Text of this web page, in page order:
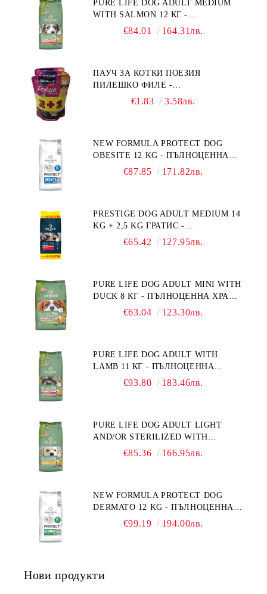
PURE LIFE DOG ADULT MEDIUM
WITH SALMON 12 КГ -
ПЪЛНОЦЕННА ХРАНА ЗА
БЕЗ ЗЪРНО, БЕЗ ГЛУТЕН.
ПРОИЗВЕДЕНА ВЪВ ФРАНЦИЯ.
€84.01 164.31лв.
ПАУЧ ЗА КОТКИ ПОЕЗИЯ
ПИЛЕШКО ФИЛЕ -
ПРОМОКОМПЛЕКТ 3 БР.
€1.83 3.58лв.
NEW FORMULA PROTECT DOG
OBESITE 12 KG - ПЪЛНОЦЕННА
ДИЕТИЧНА ХРАНА ЗА КУЧЕТА
"РЕГУЛИРАНЕ НА ВНОСА НА
ГЛЮКОЗА (DIABETES MELLITUS)."
€87.85 171.82лв.
PRESTIGE DOG ADULT MEDIUM 14
KG + 2,5 KG ГРАТИС -
ПЪЛНОЦЕННА ХРАНА ЗА
€65.42 127.95лв.
PURE LIFE DOG ADULT MINI WITH
DUCK 8 КГ - ПЪЛНОЦЕННА ХРАНА
ЗА ПОРАСНАЛИ КУЧЕТА ОТ
ГЛУТЕН. ПРОИЗВЕДЕНА ВЪВ
ФРАНЦИЯ.
€63.04 123.30лв.
PURE LIFE DOG ADULT WITH
LAMB 11 КГ - ПЪЛНОЦЕННА
ХРАНА ЗА ПОРАСНАЛИ КУЧЕТА С
НАД 1 ГОДИНА. БЕЗ ЗЪРНО, БЕЗ
ГЛУТЕН. ПРОИЗВЕДЕНА ВЪВ
ФРАНЦИЯ.
€93.80 183.46лв.
PURE LIFE DOG ADULT LIGHT
AND/OR STERILIZED WITH
CHICKEN 12 КГ - ПЪЛНОЦЕННА
КАСТРИРАНИ КУЧЕТА ОТ ВСИЧКИ
ПОРОДИ НА ВЪЗРАСТ НАД 1
ГОДИНА, С ПИЛЕ. БЕЗ ЗЪРНО, БЕЗ
€85.36 166.95лв.
NEW FORMULA PROTECT DOG
DERMATO 12 KG - ПЪЛНОЦЕННА
ДИЕТИЧНА ХРАНА ЗА КУЧЕТА
ЗАГУБА НА КОЗИНА".
€99.19 194.00лв.
Нови продукти